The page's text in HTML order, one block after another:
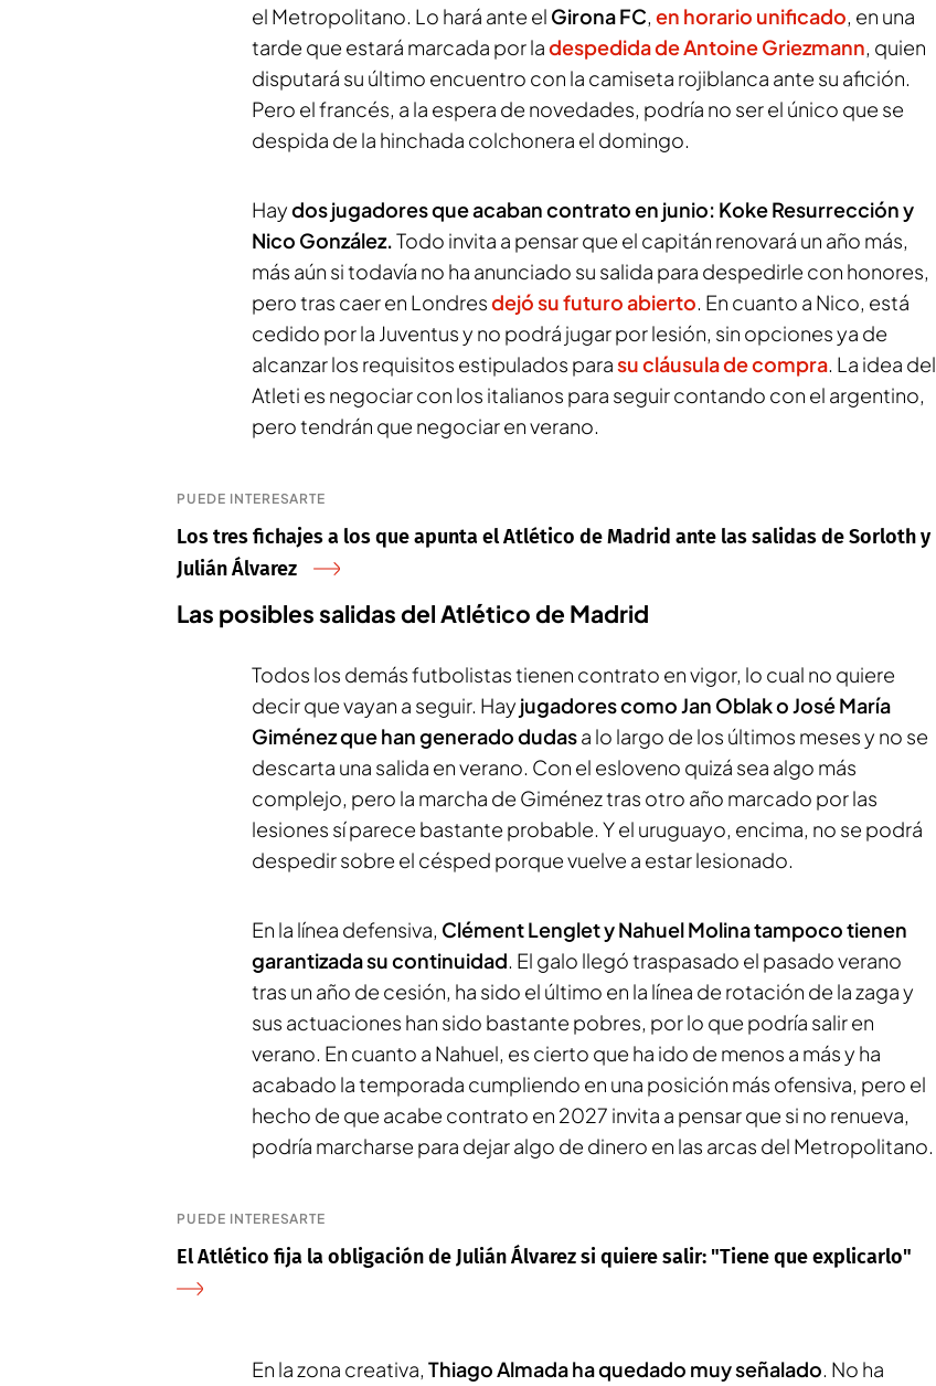
el Metropolitano. Lo hará ante el Girona FC, en horario unificado, en una
tarde que estará marcada por ladespedida de Antoine Griezmann, quien
disputará su último encuentro con la camiseta rojiblanca ante su afición.
Pero el francés, a la espera de novedades, podría no ser el único que se
despida de la hinchada colchonera el domingo.
Haydos jugadores que acaban contrato en junio: Koke Resurrección y
Nico González.Todo invita a pensar que el capitán renovará un año más,
más aún si todavía no ha anunciado su salida para despedirle con honores,
pero tras caer en Londresdejó su futuro abierto. En cuanto a Nico, está
cedido por la Juventus y no podrá jugar por lesión, sin opciones ya de
alcanzar los requisitos estipulados parasu cláusula de compra. La idea del
Atleti es negociar con los italianos para seguir contando con el argentino,
pero tendrán que negociar en verano.
PUEDE INTERESARTE
Los tres fichajes a los que apunta el Atlético de Madrid ante las salidas de Sorloth y
Julián Álvarez
Las posibles salidas del Atlético de Madrid
Todos los demás futbolistas tienen contrato en vigor, lo cual no quiere
decir que vayan a seguir. Hay jugadores como Jan Oblak o José María
Giménez que han generado dudasa lo largo de los últimos meses y no se
descarta una salida en verano. Con el esloveno quizá sea algo más
complejo, pero la marcha de Giménez tras otro año marcado por las
lesiones sí parece bastante probable. Y el uruguayo, encima, no se podrá
despedir sobre el césped porque vuelve a estar lesionado.
En la línea defensiva, Clément Lenglet y Nahuel Molina tampoco tienen
garantizada su continuidad. El galo llegó traspasado el pasado verano
tras un año de cesión, ha sido el último en la línea de rotación de la zaga y
sus actuaciones han sido bastante pobres, por lo que podría salir en
verano. En cuanto a Nahuel, es cierto que ha ido de menos a más y ha
acabado la temporada cumpliendo en una posición más ofensiva, pero el
hecho de que acabe contrato en 2027 invita a pensar que si no renueva,
podría marcharse para dejar algo de dinero en las arcas del Metropolitano.
PUEDE INTERESARTE
El Atlético fija la obligación de Julián Álvarez si quiere salir: "Tiene que explicarlo"
En la zona creativa, Thiago Almada ha quedado muy señalado. No ha